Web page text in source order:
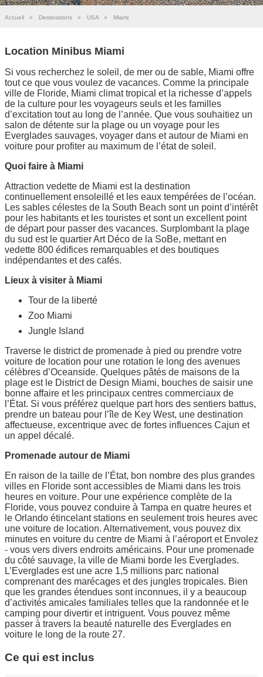
Accueil » Destinations » USA » Miami
Location Minibus Miami
Si vous recherchez le soleil, de mer ou de sable, Miami offre
tout ce que vous voulez de vacances. Comme la principale
ville de Floride, Miami climat tropical et la richesse d’appels
de la culture pour les voyageurs seuls et les familles
d’excitation tout au long de l’année. Que vous souhaitiez un
salon de détente sur la plage ou un voyage pour les
Everglades sauvages, voyager dans et autour de Miami en
voiture pour profiter au maximum de l’état de soleil.
Quoi faire à Miami
Attraction vedette de Miami est la destination
continuellement ensoleillé et les eaux tempérées de l’océan.
Les sables célestes de la South Beach sont un point d’intérêt
pour les habitants et les touristes et sont un excellent point
de départ pour passer des vacances. Surplombant la plage
du sud est le quartier Art Déco de la SoBe, mettant en
vedette 800 édifices remarquables et des boutiques
indépendantes et des cafés.
Lieux à visiter à Miami
Tour de la liberté
Zoo Miami
Jungle Island
Traverse le district de promenade à pied ou prendre votre
voiture de location pour une rotation le long des avenues
célèbres d’Oceanside. Quelques pâtés de maisons de la
plage est le District de Design Miami, bouches de saisir une
bonne affaire et les principaux centres commerciaux de
l’État. Si vous préférez quelque part hors des sentiers battus,
prendre un bateau pour l’île de Key West, une destination
affectueuse, excentrique avec de fortes influences Cajun et
un appel décalé.
Promenade autour de Miami
En raison de la taille de l’État, bon nombre des plus grandes
villes en Floride sont accessibles de Miami dans les trois
heures en voiture. Pour une expérience complète de la
Floride, vous pouvez conduire à Tampa en quatre heures et
le Orlando étincelant stations en seulement trois heures avec
une voiture de location. Alternativement, vous pouvez dix
minutes en voiture du centre de Miami à l’aéroport et Envolez
- vous vers divers endroits américains. Pour une promenade
du côté sauvage, la ville de Miami borde les Everglades.
L’Everglades est une acre 1,5 millions parc national
comprenant des marécages et des jungles tropicales. Bien
que les grandes étendues sont inconnues, il y a beaucoup
d’activités amicales familiales telles que la randonnée et le
camping pour divertir et intriguent. Vous pouvez même
passer à travers la beauté naturelle des Everglades en
voiture le long de la route 27.
Ce qui est inclus